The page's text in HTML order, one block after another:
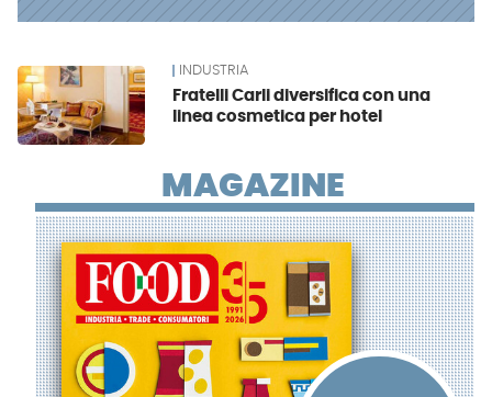
News INDUSTRIA
Fratelli Carli diversifica con una
linea cosmetica per hotel
MAGAZINE